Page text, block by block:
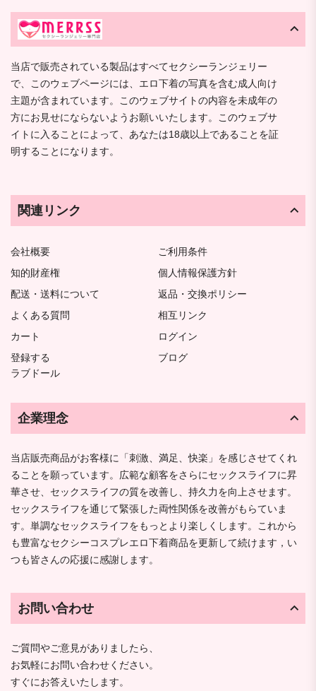
当店で販売されている製品はすべてセクシーランジェリー
で、このウェブページには、エロ下着の写真を含む成人向け
主題が含まれています。このウェブサイトの内容を未成年の
方にお見せにならないようお願いいたします。このウェブサ
イトに入ることによって、あなたは18歳以上であることを証
明することになります。
関連リンク
会社概要
ご利用条件
知的財産権
個人情報保護方針
配送・送料について
返品・交換ポリシー
よくある質問
相互リンク
カート
ログイン
登録する
ブログ
ラブドール
企業理念
当店販売商品がお客様に「刺激、満足、快楽」を感じさせてくれ
ることを願っています。広範な顧客をさらにセックスライフに昇
華させ、セックスライフの質を改善し、持久力を向上させます。
セックスライフを通じて緊張した両性関係を改善がもらていま
す。単調なセックスライフをもっとより楽しくします。これから
も豊富なセクシーコスプレエロ下着商品を更新して続けます，い
つも皆さんの応援に感謝します。
お問い合わせ
ご質問やご意見がありましたら、
お気軽にお問い合わせください。
すぐにお答えいたします。